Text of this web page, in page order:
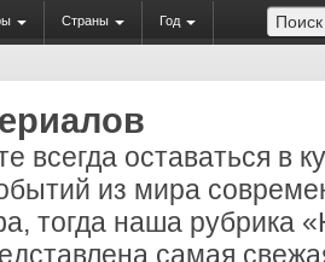
Страны Год
всегда оставаться в
из мира
тогда наша рубрика
самая